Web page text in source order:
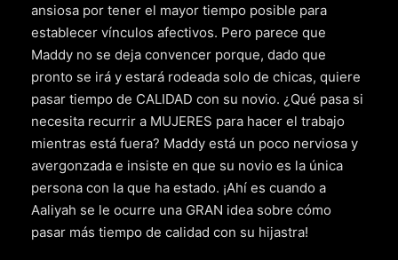
ansiosa por tener el mayor tiempo posible para
establecer vínculos afectivos. Pero parece que
Maddy no se deja convencer porque, dado que
pronto se irá y estará rodeada solo de chicas, quiere
pasar tiempo de CALIDAD con su novio. ¿Qué pasa si
necesita recurrir a MUJERES para hacer el trabajo
mientras está fuera? Maddy está un poco nerviosa y
avergonzada e insiste en que su novio es la única
persona con la que ha estado. ¡Ahí es cuando a
Aaliyah se le ocurre una GRAN idea sobre cómo
pasar más tiempo de calidad con su hijastra!